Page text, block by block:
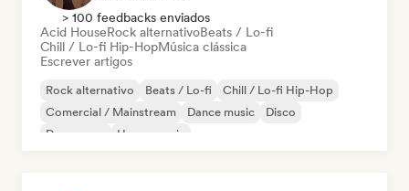
> 100 feedbacks enviados
Acid HouseRock alternativoBeats / Lo-fi
Chill / Lo-fi Hip-HopMúsica clássica
Escrever artigos
Rock alternativo Beats / Lo-fi
Chill / Lo-fi Hip-Hop
Comercial / Mainstream
Dance music
Disco
Dream pop
House music